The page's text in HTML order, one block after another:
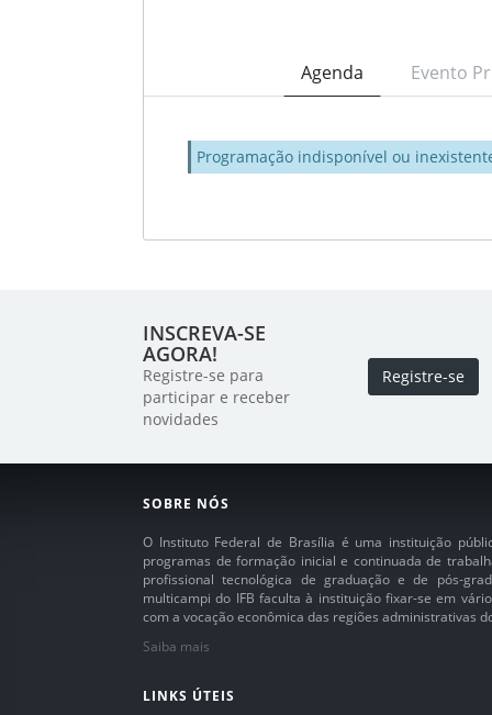
Agenda Evento
Programação indisponível ou
INSCREVA-SE
AGORA!
Registre-se para
participar e receber
novidades
Registre-se
SOBRE NÓS
O Instituto Federal de Brasília é uma instituição
programas de formação inicial e continuada de
profissional tecnológica de graduação e de pós-
multicampi do IFB faculta à instituição fixar-se em
com a vocação econômica das regiões administrativas
Saiba mais
LINKS ÚTEIS